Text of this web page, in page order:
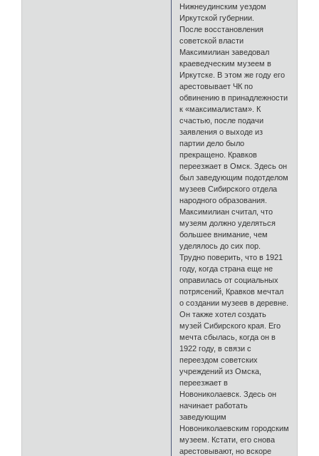
Нижнеудинским уездом
Иркутской губернии.
После восстановления
советской власти
Максимилиан заведовал
краеведческим музеем в
Иркутске. В этом же году его
арестовывает ЧК по
обвинению в принадлежности
к «максималистам». К
счастью, после подачи
заявления о выходе из
партии дело было
прекращено. Кравков
переезжает в Омск. Здесь он
был заведующим подотделом
музеев Сибирского отдела
народного образования.
Максимилиан считал, что
музеям должно уделяться
большее внимание, чем
уделялось до сих пор.
Трудно поверить, что в 1921
году, когда страна еще не
оправилась от социальных
потрясений, Кравков мечтал
о создании музеев в деревне.
Он также хотел создать
музей Сибирского края. Его
мечта сбылась, когда он в
1922 году, в связи с
переездом советских
учреждений из Омска,
переезжает в
Новониколаевск. Здесь он
начинает работать
заведующим
Новониколаевским городским
музеем. Кстати, его снова
арестовывают, но вскоре